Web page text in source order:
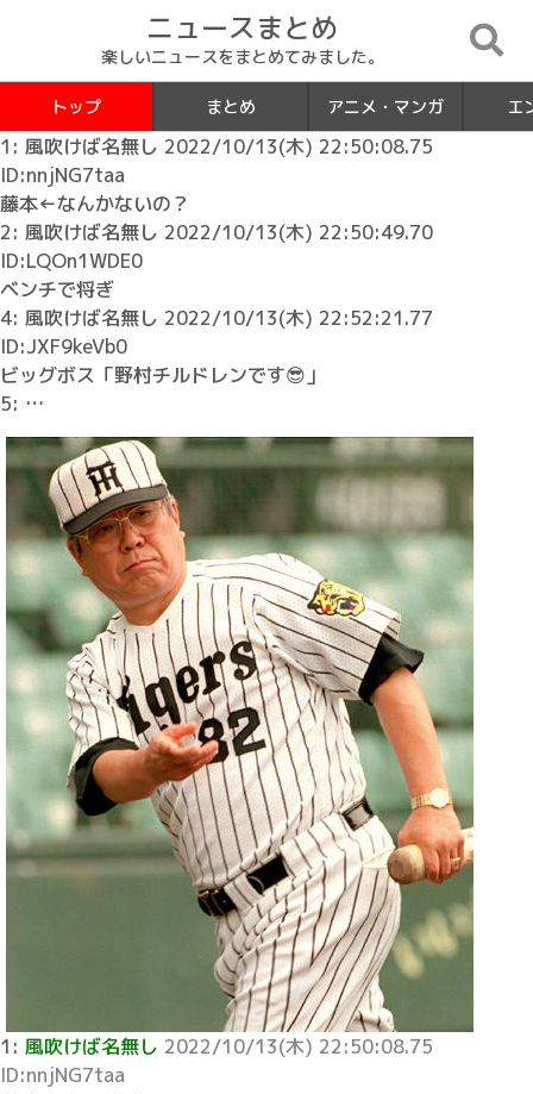
ニュースまとめ
楽しいニュースをまとめてみました。
トップ まとめ アニメ・マンガ エ
1: 風吹けば名無し 2022/10/13(木) 22:50:08.75
ID:nnjNG7taa
藤本←なんかないの？
2: 風吹けば名無し 2022/10/13(木) 22:50:49.70
ID:LQOn1WDE0
ベンチで将ぎ
4: 風吹けば名無し 2022/10/13(木) 22:52:21.77
ID:JXF9keVb0
ビッグボス「野村チルドレンです😎」
5: …
1: 風吹けば名無し 2022/10/13(木) 22:50:08.75
ID:nnjNG7taa